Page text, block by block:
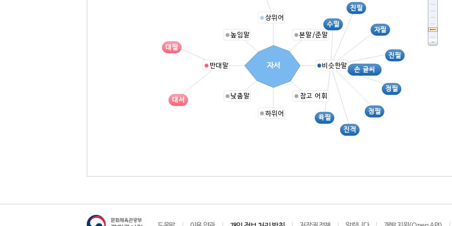
상위어
본말/준말
손 글씨
수필
육필
자필
정필
정필
진적
진필
친필
비슷한말
참고 어휘
하위어
낮춤말
대서
대필
반대말
높임말
자서